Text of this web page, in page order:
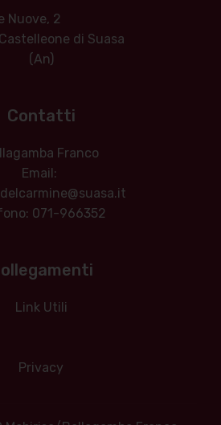
Nuove, 2
di Suasa
(An)
Contatti
Franco
Email:
071-966352
Link Utili
Privacy